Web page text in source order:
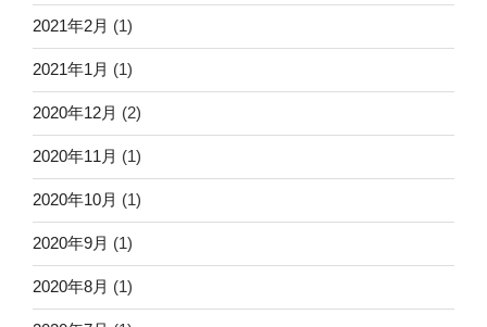
2021年2月 (1)
2021年1月 (1)
2020年12月 (2)
2020年11月 (1)
2020年10月 (1)
2020年9月 (1)
2020年8月 (1)